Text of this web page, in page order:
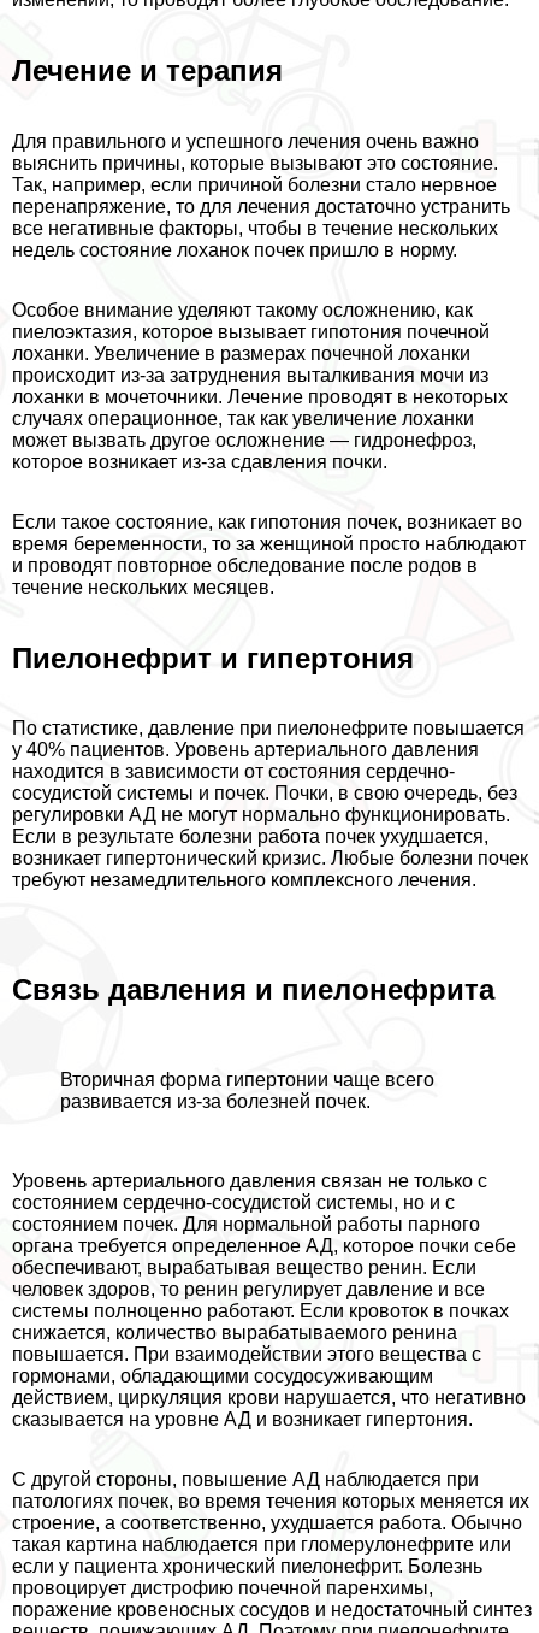
Лечение и терапия
Для правильного и успешного лечения очень важно
выяснить причины, которые вызывают это состояние.
Так, например, если причиной болезни стало нервное
перенапряжение, то для лечения достаточно устранить
все негативные факторы, чтобы в течение нескольких
недель состояние лоханок почек пришло в норму.
Особое внимание уделяют такому осложнению, как
пиелоэктазия, которое вызывает гипотония почечной
лоханки. Увеличение в размерах почечной лоханки
происходит из-за затруднения выталкивания мочи из
лоханки в мочеточники. Лечение проводят в некоторых
случаях операционное, так как увеличение лоханки
может вызвать другое осложнение — гидронефроз,
которое возникает из-за сдавления почки.
Если такое состояние, как гипотония почек, возникает во
время беременности, то за женщиной просто наблюдают
и проводят повторное обследование после родов в
течение нескольких месяцев.
Пиелонефрит и гипертония
По статистике, давление при пиелонефрите повышается
у 40% пациентов. Уровень артериального давления
находится в зависимости от состояния сердечно-
сосудистой системы и почек. Почки, в свою очередь, без
регулировки АД не могут нормально функционировать.
Если в результате болезни работа почек ухудшается,
возникает гипертонический кризис. Любые болезни почек
требуют незамедлительного комплексного лечения.
Связь давления и пиелонефрита
Вторичная форма гипертонии чаще всего
развивается из-за болезней почек.
Уровень артериального давления связан не только с
состоянием сердечно-сосудистой системы, но и с
состоянием почек. Для нормальной работы парного
органа требуется определенное АД, которое почки себе
обеспечивают, выpaбатывая вещество ренин. Если
человек здоров, то ренин регулирует давление и все
системы полноценно работают. Если кровоток в почках
снижается, количество выpaбатываемого ренина
повышается. При взаимодействии этого вещества с
гормонами, обладающими сосудосуживающим
действием, циркуляция крови нарушается, что негативно
сказывается на уровне АД и возникает гипертония.
С другой стороны, повышение АД наблюдается при
патологиях почек, во время течения которых меняется их
строение, а соответственно, ухудшается работа. Обычно
такая картина наблюдается при гломерулонефрите или
если у пациента хронический пиелонефрит. Болезнь
провоцирует дистрофию почечной паренхимы,
поражение кровеносных сосудов и недостаточный синтез